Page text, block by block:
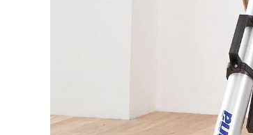
Quelle: SIKA Deutschland GmbH